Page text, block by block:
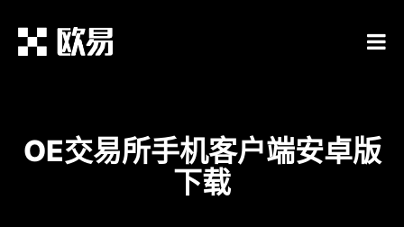
OE交易所手机客户端安卓版
下载